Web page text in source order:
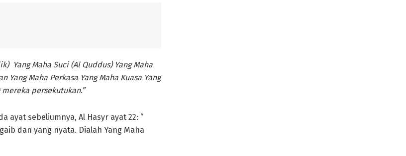
Yang Maha Suci (Al Quddus) Yang Maha
Maha Perkasa Yang Maha Kuasa Yang
persekutukan.”
ayat sebeliumnya, Al Hasyr ayat 22: “
dan yang nyata. Dialah Yang Maha